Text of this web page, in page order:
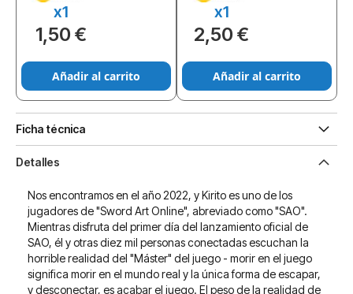
x1
1,50 €
Añadir al carrito
x1
2,50 €
Añadir al carrito
Ficha técnica
Detalles
Nos encontramos en el año 2022, y Kirito es uno de los
jugadores de "Sword Art Online", abreviado como "SAO".
Mientras disfruta del primer día del lanzamiento oficial de
SAO, él y otras diez mil personas conectadas escuchan la
horrible realidad del "Máster" del juego - morir en el juego
significa morir en el mundo real y la única forma de escapar,
y desconectar, es acabar el juego. El peso de la realidad de